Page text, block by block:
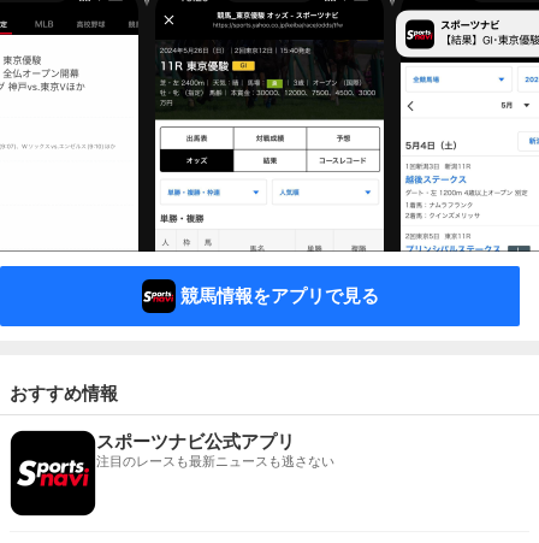
競馬情報をアプリで見る
おすすめ情報
スポーツナビ公式アプリ
注目のレースも最新ニュースも逃さない